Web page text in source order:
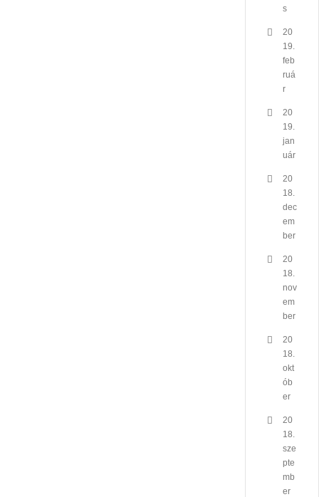
s
20
19.
feb
ruá
r
20
19.
jan
uár
20
18.
dec
em
ber
20
18.
nov
em
ber
20
18.
okt
ób
er
20
18.
sze
pte
mb
er